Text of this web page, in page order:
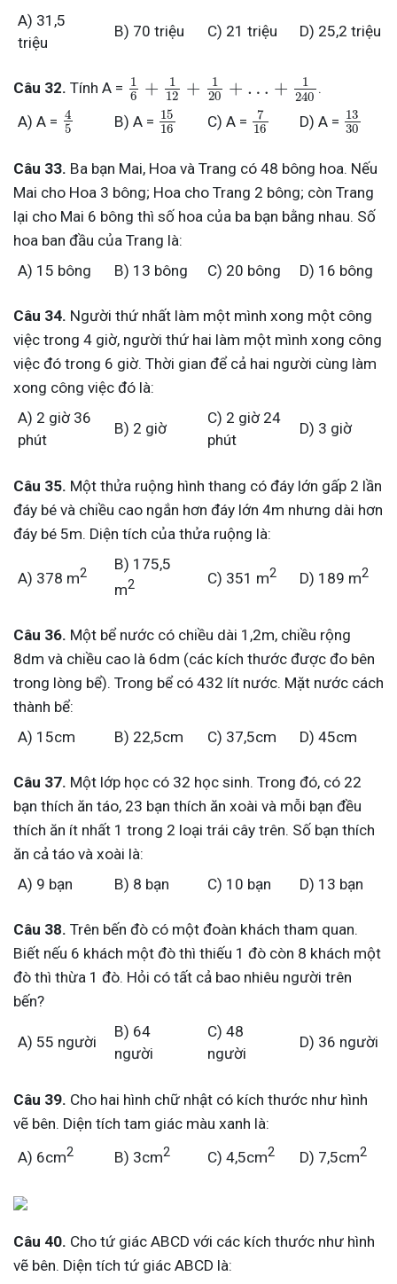
A) 31,5
triệu
B) 70 triệu C) 21 triệu D) 25,2 triệu
Câu 32. Tính A = 1
6
+
1
12 +
1
20 + … +
1
240 .
A) A = 4
5
B) A = 15
16
C) A =
7
16
D) A = 13
30
Câu 33. Ba bạn Mai, Hoa và Trang có 48 bông hoa. Nếu
Mai cho Hoa 3 bông; Hoa cho Trang 2 bông; còn Trang
lại cho Mai 6 bông thì số hoa của ba bạn bằng nhau. Số
hoa ban đầu của Trang là:
A) 15 bông
B) 13 bông C) 20 bông D) 16 bông
Câu 34. Người thứ nhất làm một mình xong một công
việc trong 4 giờ, người thứ hai làm một mình xong công
việc đó trong 6 giờ. Thời gian để cả hai người cùng làm
xong công việc đó là:
A) 2 giờ 36
phút
B) 2 giờ
C) 2 giờ 24
phút
D) 3 giờ
Câu 35. Một thửa ruộng hình thang có đáy lớn gấp 2 lần
đáy bé và chiều cao ngắn hơn đáy lớn 4m nhưng dài hơn
đáy bé 5m. Diện tích của thửa ruộng là:
A) 378 m2
B) 175,5
m2 C) 351 m2 D) 189 m2
Câu 36. Một bể nước có chiều dài 1,2m, chiều rộng
8dm và chiều cao là 6dm (các kích thước được đo bên
trong lòng bể). Trong bể có 432 lít nước. Mặt nước cách
thành bể:
A) 15cm
B) 22,5cm C) 37,5cm D) 45cm
Câu 37. Một lớp học có 32 học sinh. Trong đó, có 22
bạn thích ăn táo, 23 bạn thích ăn xoài và mỗi bạn đều
thích ăn ít nhất 1 trong 2 loại trái cây trên. Số bạn thích
ăn cả táo và xoài là:
A) 9 bạn
B) 8 bạn C) 10 bạn D) 13 bạn
Câu 38. Trên bến đò có một đoàn khách tham quan.
Biết nếu 6 khách một đò thì thiếu 1 đò còn 8 khách một
đò thì thừa 1 đò. Hỏi có tất cả bao nhiêu người trên
bến?
A) 55 người
B) 64
người
C) 48
người
D) 36 người
Câu 39. Cho hai hình chữ nhật có kích thước như hình
vẽ bên. Diện tích tam giác màu xanh là:
A) 6cm2 B) 3cm2 C) 4,5cm2 D) 7,5cm2
Câu 40. Cho tứ giác ABCD với các kích thước như hình
vẽ bên. Diện tích tứ giác ABCD là: